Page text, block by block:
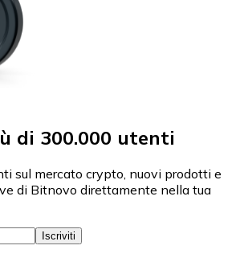
di 300.000 utenti
sul mercato crypto, nuovi prodotti e
di Bitnovo direttamente nella tua
Iscriviti